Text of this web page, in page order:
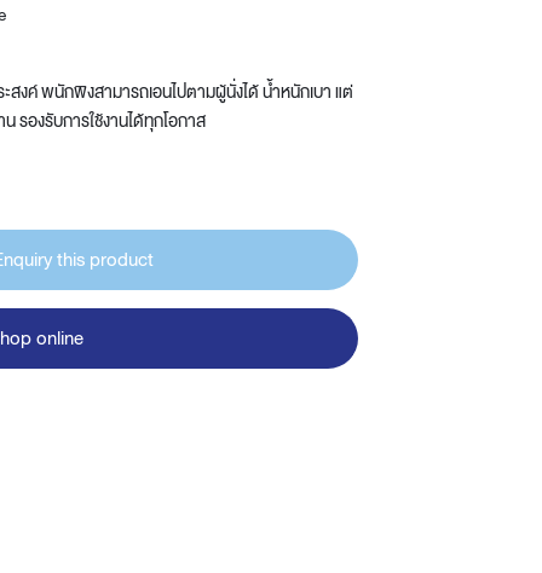
ะสงค์ พนักพิงสามารถเอนไปตามผู้นั่งได้ น้ำหนักเบา แต่
รองรับการใช้งานได้ทุกโอกาส
this product
online